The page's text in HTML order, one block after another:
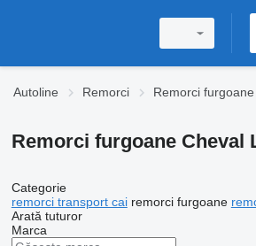
Autoline Remorci Remorci furgoane
Remorci furgoane Cheval
Categorie
remorci transport cai remorci furgoane
Arată tuturor
Marca